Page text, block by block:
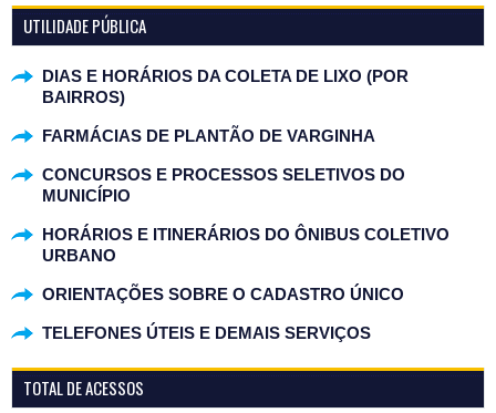
UTILIDADE PÚBLICA
DIAS E HORÁRIOS DA COLETA DE LIXO (POR
BAIRROS)
FARMÁCIAS DE PLANTÃO DE VARGINHA
CONCURSOS E PROCESSOS SELETIVOS DO
MUNICÍPIO
HORÁRIOS E ITINERÁRIOS DO ÔNIBUS COLETIVO
URBANO
ORIENTAÇÕES SOBRE O CADASTRO ÚNICO
TELEFONES ÚTEIS E DEMAIS SERVIÇOS
TOTAL DE ACESSOS